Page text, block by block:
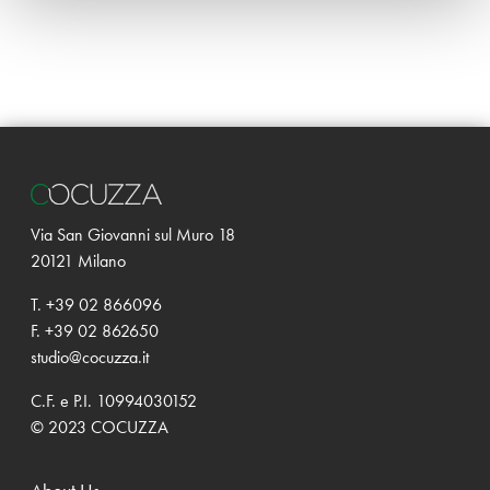
Via San Giovanni sul Muro 18
20121 Milano
T. +39 02 866096
F. +39 02 862650
studio@cocuzza.it
C.F. e P.I. 10994030152
© 2023 COCUZZA